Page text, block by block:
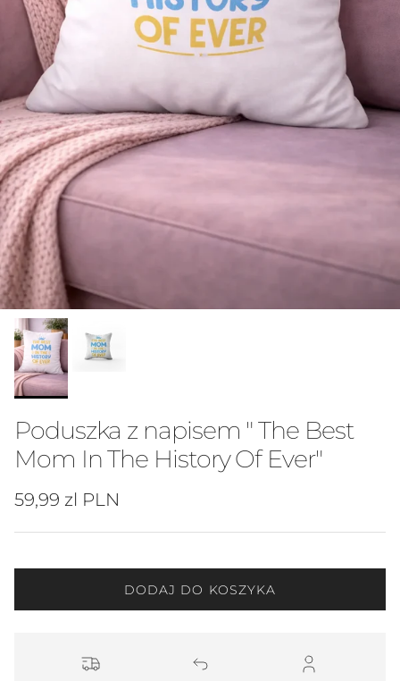
Poduszka z napisem " The Best
Mom In The History Of Ever"
Cena regularna
59,99 zl PLN
DODAJ DO KOSZYKA